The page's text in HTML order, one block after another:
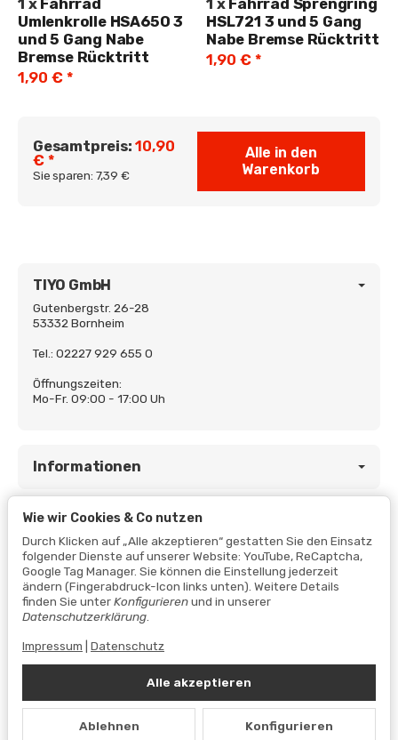
1 x Fahrrad
Umlenkrolle HSA650 3
und 5 Gang Nabe
Bremse Rücktritt
1,90 € *
1 x Fahrrad Sprengring
HSL721 3 und 5 Gang
Nabe Bremse Rücktritt
1,90 € *
Gesamtpreis:10,90
€ *
Sie sparen: 7,39 €
Alle in den
Warenkorb
TIYO GmbH
Gutenbergstr. 26-28
53332 Bornheim
Tel.: 02227 929 655 0
Öffnungszeiten:
Mo-Fr. 09:00 - 17:00 Uh
Informationen
Gesetzliche Informationen
Vertrag widerrufen
Alle akzeptieren
Ablehnen Konfigurieren
Wie wir Cookies & Co nutzen
Durch Klicken auf „Alle akzeptieren“ gestatten Sie den Einsatz
folgender Dienste auf unserer Website: YouTube, ReCaptcha,
Google Tag Manager. Sie können die Einstellung jederzeit
ändern (Fingerabdruck-Icon links unten). Weitere Details
finden Sie unterKonfigurierenund in unserer
Datenschutzerklärung.
Impressum Datenschutz